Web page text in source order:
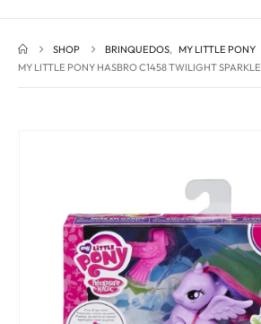
SHOP BRINQUEDOS, MY LITTLE PONY
MY LITTLE PONY HASBRO C1458 TWILIGHT SPARKLE